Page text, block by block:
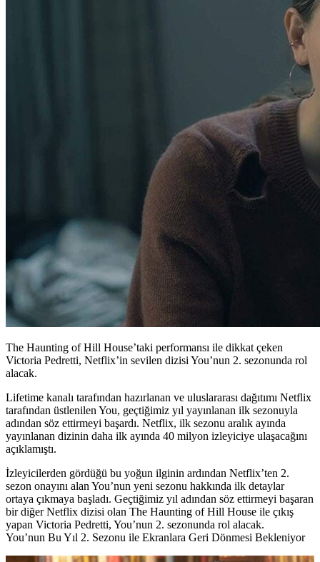
The Haunting of Hill House’taki performansı ile dikkat çeken
Victoria Pedretti, Netflix’in sevilen dizisi You’nun 2. sezonunda rol
alacak.
Lifetime kanalı tarafından hazırlanan ve uluslararası dağıtımı Netflix
tarafından üstlenilen You, geçtiğimiz yıl yayınlanan ilk sezonuyla
adından söz ettirmeyi başardı. Netflix, ilk sezonu aralık ayında
yayınlanan dizinin daha ilk ayında 40 milyon izleyiciye ulaşacağını
açıklamıştı.
İzleyicilerden gördüğü bu yoğun ilginin ardından Netflix’ten 2.
sezon onayını alan You’nun yeni sezonu hakkında ilk detaylar
ortaya çıkmaya başladı. Geçtiğimiz yıl adından söz ettirmeyi başaran
bir diğer Netflix dizisi olan The Haunting of Hill House ile çıkış
yapan Victoria Pedretti, You’nun 2. sezonunda rol alacak.
You’nun Bu Yıl 2. Sezonu ile Ekranlara Geri Dönmesi Bekleniyor